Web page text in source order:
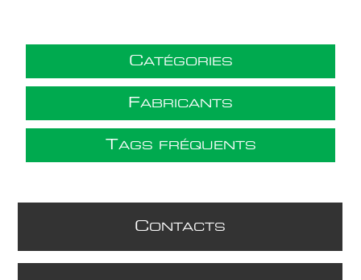
CATÉGORIES
FABRICANTS
TAGS FRÉQUENTS
CONTACTS